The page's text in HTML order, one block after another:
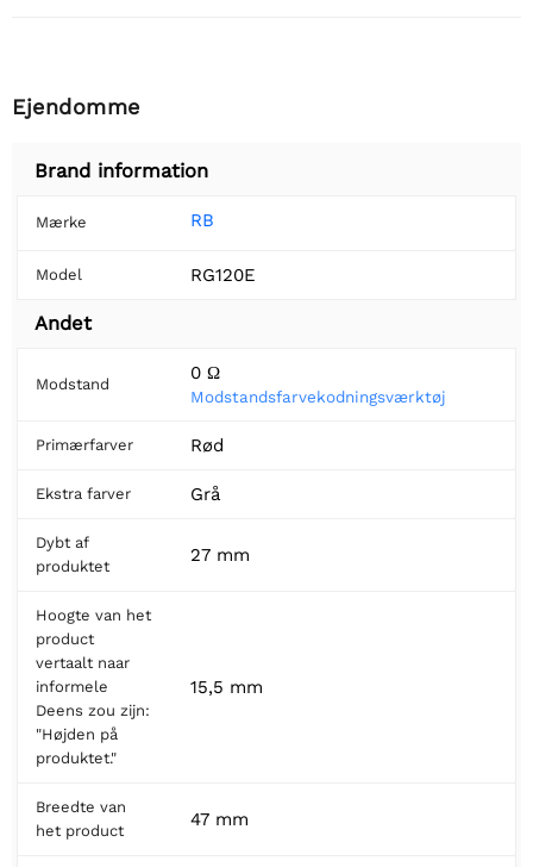
Ejendomme
Brand information
Mærke RB
Model RG120E
Andet
Modstand
0 Ω
Modstandsfarvekodningsværktøj
Primærfarver Rød
Ekstra farver Grå
Dybt af
produktet
27 mm
Hoogte van het
product
vertaalt naar
informele
Deens zou zijn:
"Højden på
produktet."
15,5 mm
Breedte van
het product
47 mm